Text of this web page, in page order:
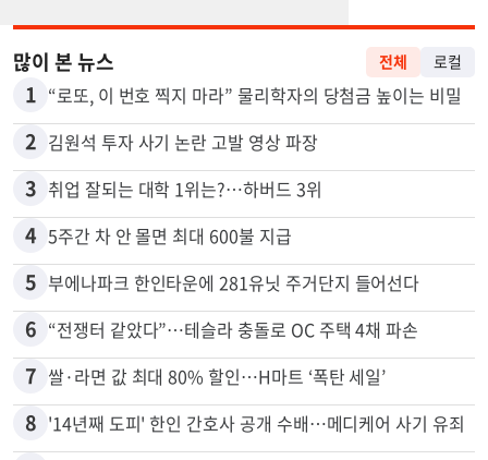
많이 본 뉴스
1 “로또, 이 번호 찍지 마라” 물리학자의 당첨금 높이는 비밀
2 김원석 투자 사기 논란 고발 영상 파장
3 취업 잘되는 대학 1위는?…하버드 3위
4 5주간 차 안 몰면 최대 600불 지급
5 부에나파크 한인타운에 281유닛 주거단지 들어선다
6 “전쟁터 같았다”…테슬라 충돌로 OC 주택 4채 파손
7 쌀·라면 값 최대 80% 할인…H마트 ‘폭탄 세일’